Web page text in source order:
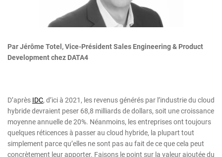
Par Jérôme Totel, Vice-Président Sales Engineering & Product
Development chez DATA4
D’après IDC, d’ici à 2021, les revenus générés par l’industrie du cloud
hybride devraient peser 68,8 milliards de dollars, soit une croissance
moyenne annuelle de 20%. Néanmoins, les entreprises ont toujours
quelques réticences à passer au cloud hybride, la plupart tout
simplement parce qu’elles ne sont pas au fait de ce que cela peut
concrètement leur apporter. Faisons le point sur la valeur ajoutée du